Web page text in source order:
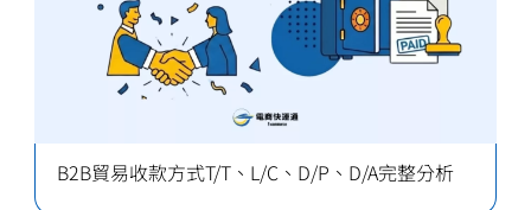
B2B貿易收款方式T/T、L/C、D/P、D/A完整分析